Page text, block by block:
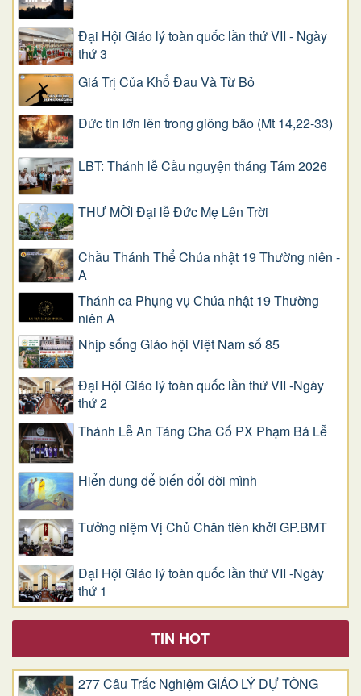
Đại Hội Giáo lý toàn quốc lần thứ VII - Ngày
thứ 3
Giá Trị Của Khổ Ðau Và Từ Bỏ
Đức tin lớn lên trong giông bão (Mt 14,22-33)
LBT: Thánh lễ Cầu nguyện tháng Tám 2026
THƯ MỜI Đại lễ Đức Mẹ Lên Trời
Chầu Thánh Thể Chúa nhật 19 Thường niên -
A
Thánh ca Phụng vụ Chúa nhật 19 Thường
niên A
Nhịp sống Giáo hội Việt Nam số 85
Đại Hội Giáo lý toàn quốc lần thứ VII -Ngày
thứ 2
Thánh Lễ An Táng Cha Cố PX Phạm Bá Lễ
Hiển dung để biến đổi đời mình
Tưởng niệm Vị Chủ Chăn tiên khởi GP.BMT
Đại Hội Giáo lý toàn quốc lần thứ VII -Ngày
thứ 1
TIN HOT
277 Câu Trắc Nghiệm GIÁO LÝ DỰ TÒNG